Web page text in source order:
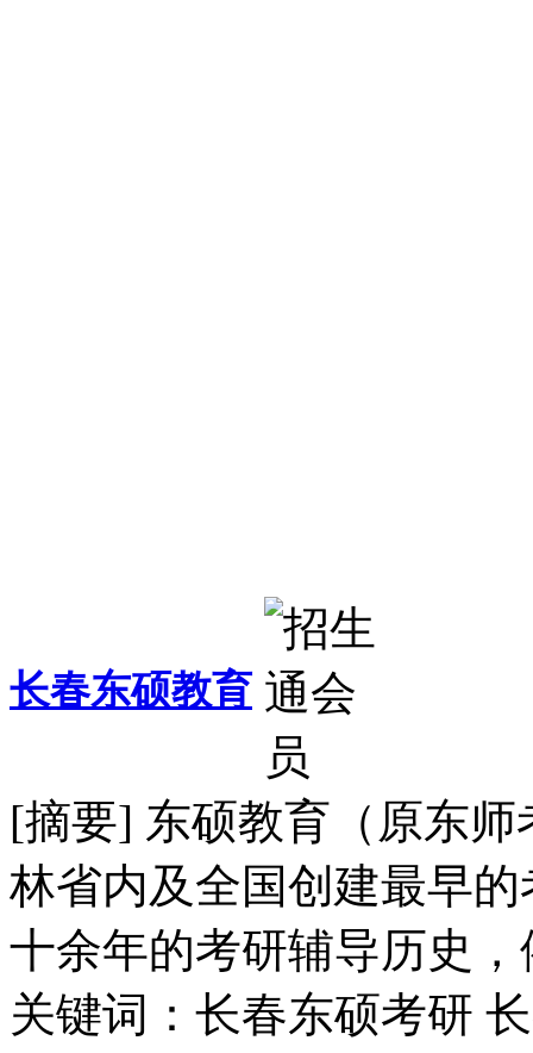
长春东硕教育
[摘要] 东硕教育（原东
林省内及全国创建最早
十余年的考研辅导历史
关键词：长春东硕考研